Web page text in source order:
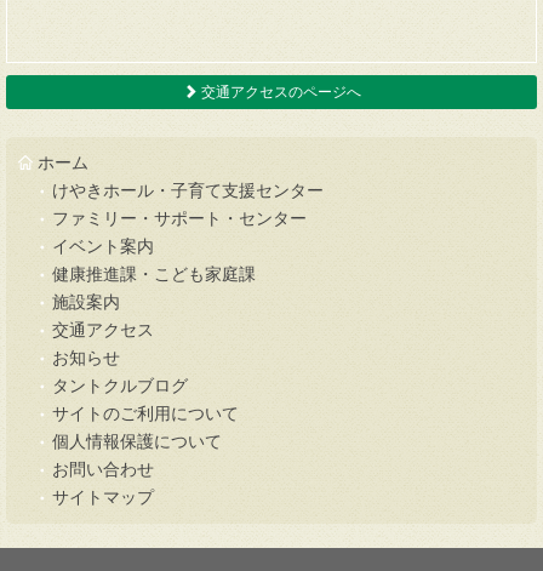
交通アクセスのページへ
ホーム
けやきホール・子育て支援センター
ファミリー・サポート・センター
イベント案内
健康推進課・こども家庭課
施設案内
交通アクセス
お知らせ
タントクルブログ
サイトのご利用について
個人情報保護について
お問い合わせ
サイトマップ